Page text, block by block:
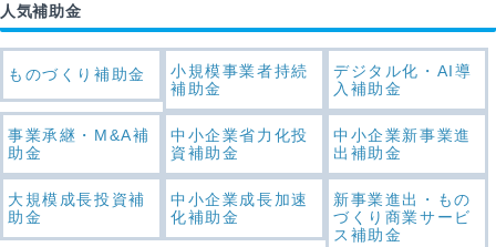
人気補助金
ものづくり補助金
小規模事業者持続
補助金
デジタル化・AI導
入補助金
事業承継・M&A補
助金
中小企業省力化投
資補助金
中小企業新事業進
出補助金
大規模成長投資補
助金
中小企業成長加速
化補助金
新事業進出・もの
づくり商業サービ
ス補助金